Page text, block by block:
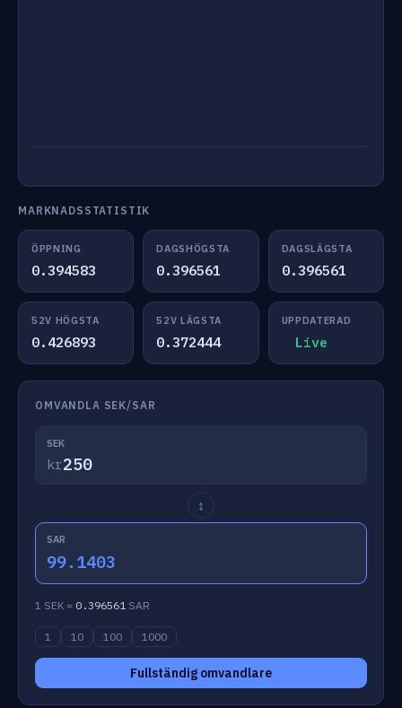
MARKNADSSTATISTIK
ÖPPNING
0.394583
DAGSHÖGSTA
0.396561
DAGSLÄGSTA
0.396561
52V HÖGSTA
0.426893
52V LÄGSTA
0.372444
UPPDATERAD
Live
OMVANDLA SEK/SAR
SEK
kr
↕
SAR
99.1403
1 SEK = 0.396561 SAR
1 10 100 1000
Fullständig omvandlare